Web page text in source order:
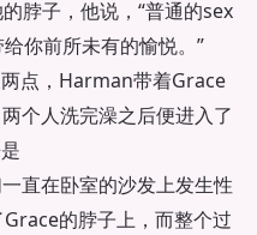
脖子，他说，“普通的sex
你前所未有的愉悦。”
点，Harman带着Grace
个人洗完澡之后便进入了
直在卧室的沙发上发生性
的脖子上，而整个过